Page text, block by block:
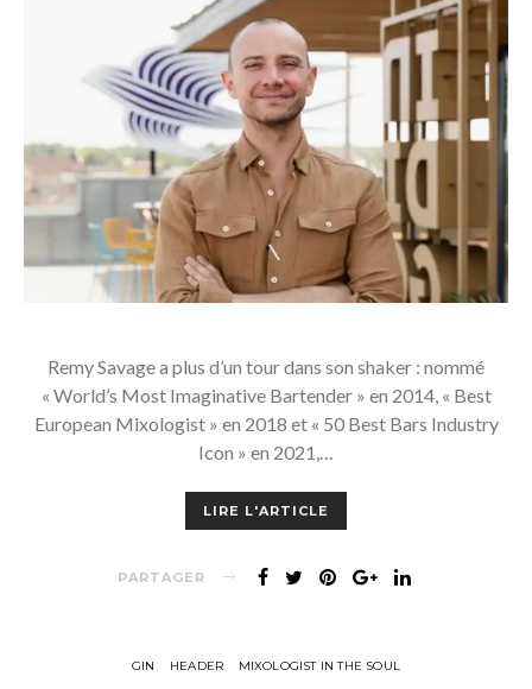
Remy Savage a plus d’un tour dans son shaker : nommé
« World’s Most Imaginative Bartender » en 2014, « Best
European Mixologist » en 2018 et « 50 Best Bars Industry
Icon » en 2021,…
LIRE L'ARTICLE
PARTAGER
GIN HEADER MIXOLOGIST IN THE SOUL